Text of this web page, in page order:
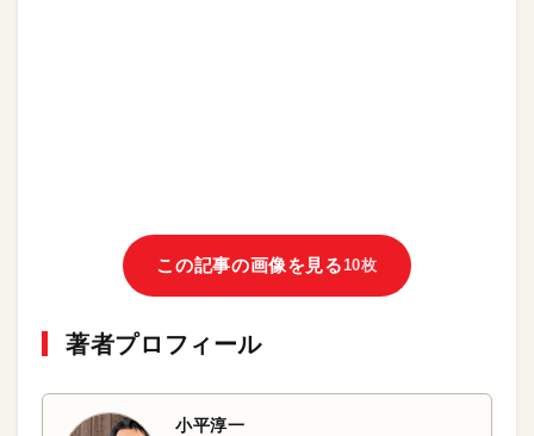
この記事の画像を見る 10枚
著者プロフィール
小平淳一